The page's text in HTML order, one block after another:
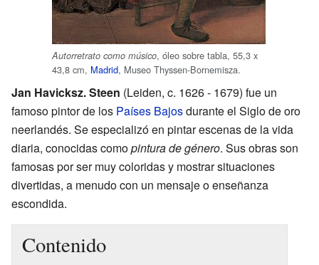
Autorretrato como músico, óleo sobre tabla, 55,3 x
43,8 cm, Madrid, Museo Thyssen-Bornemisza.
Jan Havicksz. Steen (Leiden, c. 1626 - 1679) fue un
famoso pintor de los Países Bajosdurante el Siglo de oro
neerlandés. Se especializó en pintar escenas de la vida
diaria, conocidas comopintura de género. Sus obras son
famosas por ser muy coloridas y mostrar situaciones
divertidas, a menudo con un mensaje o enseñanza
escondida.
Contenido